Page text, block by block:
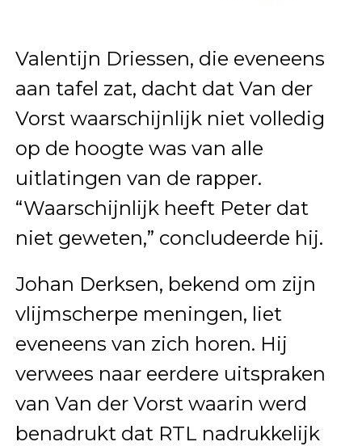
Valentijn Driessen, die eveneens
aan tafel zat, dacht dat Van der
Vorst waarschijnlijk niet volledig
op de hoogte was van alle
uitlatingen van de rapper.
“Waarschijnlijk heeft Peter dat
niet geweten,” concludeerde hij.
Johan Derksen, bekend om zijn
vlijmscherpe meningen, liet
eveneens van zich horen. Hij
verwees naar eerdere uitspraken
van Van der Vorst waarin werd
benadrukt dat RTL nadrukkelijk